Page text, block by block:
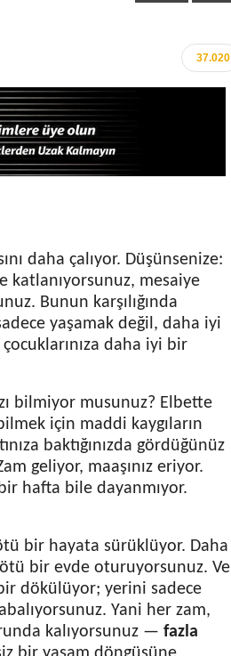
37.020
daha çalıyor. Düşünsenize:
katlanıyorsunuz, mesaiye
Bunun karşılığında
yaşamak değil, daha iyi
daha iyi bir
bilmiyor musunuz? Elbette
için maddi kaygıların
baktığınızda gördüğünüz
geliyor, maaşınız eriyor.
hafta bile dayanmıyor.
bir hayata sürüklüyor. Daha
bir evde oturuyorsunuz. Ve
dökülüyor; yerini sadece
Yani her zam,
kalıyorsunuz — fazla